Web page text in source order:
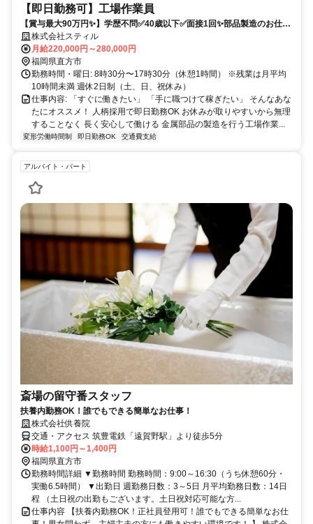
【即日勤務可】工場作業員
【賞与最大90万円✨️】学歴不問✅️40歳以下✅️面接1回✨️部品製造のお仕
事！体を適度に動かせる！
株式会社スティル
月給220,000円～280,000円
福岡県直方市
勤務時間・曜日: 8時30分〜17時30分（休憩1時間） ※残業は月平均
10時間未満 週休2日制（土、日、祝休み）
仕事内容: 「すぐに働きたい」 「手に職つけて稼ぎたい」 そんなあな
たにオススメ！ 人柄採用で即日勤務OK お休みが取りやすいから無理
することなく 長く安心して働ける 金属部品の製造を行う工場作業...
変形労働時間制 即日勤務OK 交通費支給
アルバイト・パート
斎場の留守番スタッフ
扶養内勤務OK！誰でもできる簡単なお仕事！
株式会社供養院
交通・アクセス 筑豊電鉄「遠賀野駅」より徒歩5分
時給1,100円～1,400円
福岡県直方市
勤務時間詳細 ▼勤務時間 勤務時間：9:00～16:30（うち休憩60分・
実働6.5時間） ▼出勤日 週勤務日数：3～5日 月平均勤務日数：14日
程 （土日祝の出勤もございます。土日祝対応可能な方...
仕事内容 【扶養内勤務OK！正社員登用可！誰でもできる簡単なお仕